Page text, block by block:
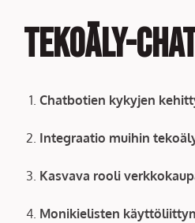
Tekoäly-
Chatbotien kykyjen
Integraatio muihin
Kasvava rooli
Monikielisten